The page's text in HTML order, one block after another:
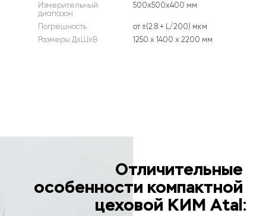
Измерительный
диапазон
500х500х400 мм
Погрешность
от ±(2.8 + L/200) мкм
Размеры ДхШхВ
1250 х 1400 х 2200 мм
Отличительные
особенности компактной
цеховой КИМ Atal: